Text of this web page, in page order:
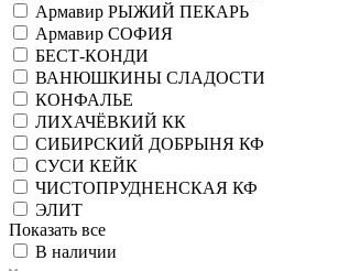
Армавир РЫЖИЙ ПЕКАРЬ
Армавир СОФИЯ
БЕСТ-КОНДИ
ВАНЮШКИНЫ СЛАДОСТИ
КОНФАЛЬЕ
ЛИХАЧЁВКИЙ КК
СИБИРСКИЙ ДОБРЫНЯ КФ
СУСИ КЕЙК
ЧИСТОПРУДНЕНСКАЯ КФ
ЭЛИТ
Показать все
В наличии